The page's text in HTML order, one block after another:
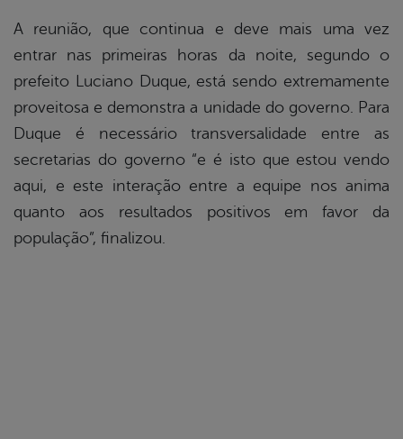
A reunião, que continua e deve mais uma vez
entrar nas primeiras horas da noite, segundo o
prefeito Luciano Duque, está sendo extremamente
proveitosa e demonstra a unidade do governo. Para
Duque é necessário transversalidade entre as
secretarias do governo “e é isto que estou vendo
aqui, e este interação entre a equipe nos anima
quanto aos resultados positivos em favor da
população”, finalizou.